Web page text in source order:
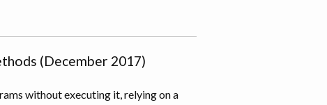
(December 2017)
without executing it, relying on a